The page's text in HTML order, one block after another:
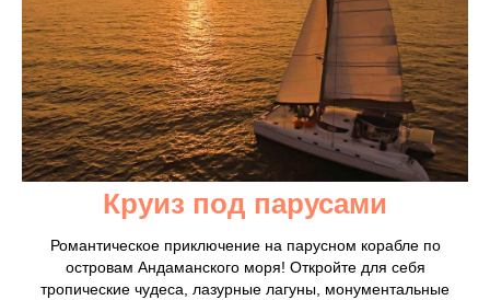
Круиз под парусами
Романтическое приключение на парусном корабле по
островам Андаманского моря! Откройте для себя
тропические чудеса, лазурные лагуны, монументальные